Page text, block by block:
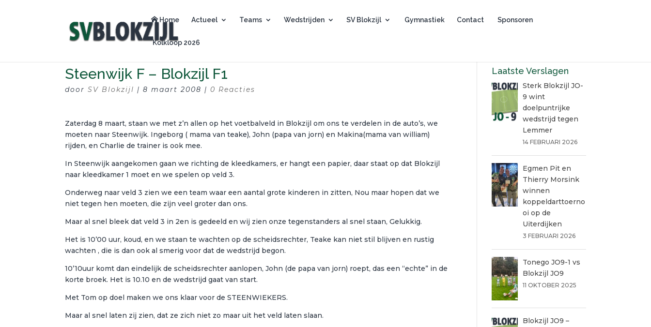
Home Actueel Teams Wedstrijden SV Blokzijl Gymnastiek Contact Sponsoren
Kolkloop 2026
Steenwijk F – Blokzijl F1
doorSV Blokzijl |8 maart 2008 | 0 Reacties
Zaterdag 8 maart, staan we met z’n allen op het voetbalveld in Blokzijl om ons te verdelen in de auto’s, we
moeten naar Steenwijk. Ingeborg ( mama van teake), John (papa van jorn) en Makina(mama van william)
rijden, en Charlie de trainer is ook mee.
In Steenwijk aangekomen gaan we richting de kleedkamers, er hangt een papier, daar staat op dat Blokzijl
naar kleedkamer 1 moet en we spelen op veld 3.
Onderweg naar veld 3 zien we een team waar een aantal grote kinderen in zitten, Nou maar hopen dat we
niet tegen hen moeten, die zijn veel groter dan ons.
Maar al snel bleek dat veld 3 in 2en is gedeeld en wij zien onze tegenstanders al snel staan, Gelukkig.
Het is 10’00 uur, koud, en we staan te wachten op de scheidsrechter, Teake kan niet stil blijven en rustig
wachten , die is dan ook al smerig voor dat de wedstrijd begon.
10’10uur komt dan eindelijk de scheidsrechter aanlopen, John (de papa van jorn) roept, das een “echte” in de
korte broek. Het is 10.10 en de wedstrijd gaat van start.
Met Tom op doel maken we ons klaar voor de STEENWIEKERS.
Maar al snel laten zij zien, dat ze zich niet zo maar uit het veld laten slaan.
Laatste Verslagen
Sterk Blokzijl JO-
9 wint
doelpuntrijke
wedstrijd tegen
Lemmer
14 FEBRUARI 2026
Egmen Pit en
Thierry Morsink
winnen
koppeldarttoerno
oi op de
Uiterdijken
3 FEBRUARI 2026
Tonego JO9-1 vs
Blokzijl JO9
11 OKTOBER 2025
Blokzijl JO9 –